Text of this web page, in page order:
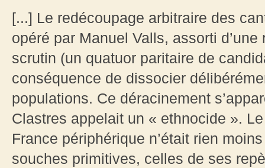
[...] Le redécoupage arbitraire des
opéré par Manuel Valls, assorti
scrutin (un quatuor paritaire de
conséquence de dissocier
populations. Ce déracinement
Clastres appelait un « ethnocide ».
France périphérique n’était rien
souches primitives, celles de ses